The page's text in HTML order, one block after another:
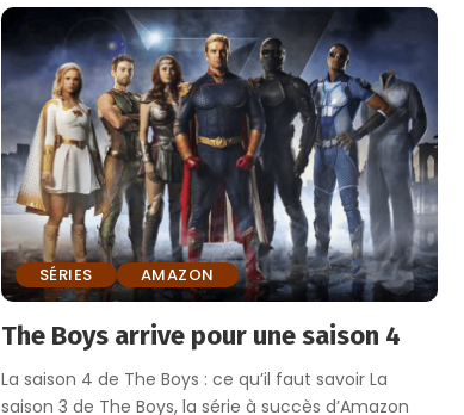
SÉRIES AMAZON
The Boys arrive pour une saison 4
La saison 4 de The Boys : ce qu’il faut savoir La
saison 3 de The Boys, la série à succès d’Amazon